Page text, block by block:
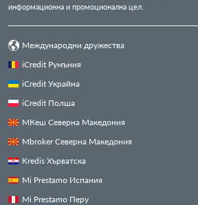
информационна и промоционална цел.
Международни дружества
iCredit Румъния
iCredit Украйна
iCredit Полша
МКеш Северна Македония
Mbroker Северна Македония
Kredis Хърватска
Mi Prestamo Испания
Mi Prestamo Перу